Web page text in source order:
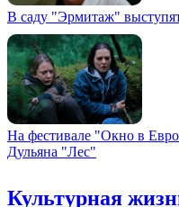
В саду "Эрмитаж"
На фестивале "Окно в
Дульяна "Лес"
Культурная